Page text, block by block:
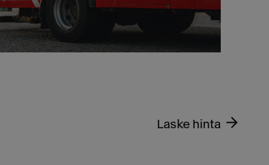
Laske hinta